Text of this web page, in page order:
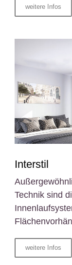
weitere Infos
Interstil
Technik sind
weitere Infos